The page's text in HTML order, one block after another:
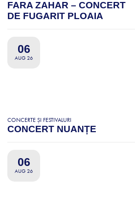
FARA ZAHAR – CONCERT
DE FUGARIT PLOAIA
06
AUG 26
CONCERTE ȘI FESTIVALURI
CONCERT NUANȚE
06
AUG 26